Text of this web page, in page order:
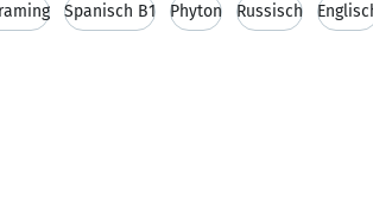
Spanisch B1 Phyton Russisch